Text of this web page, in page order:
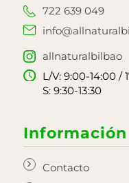
722 639 049
allnaturalbilbao
L/V: 9:00-14:00 /
S: 9:30-13:30
Información
Contacto